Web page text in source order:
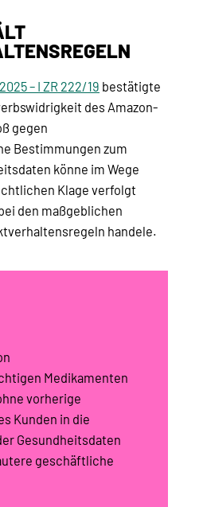
– I ZR 222/19 bestätigte
des Amazon-
gegen
Bestimmungen zum
könne im Wege
Klage verfolgt
den maßgeblichen
handele.
Medikamenten
vorherige
Kunden in die
Gesundheitsdaten
geschäftliche